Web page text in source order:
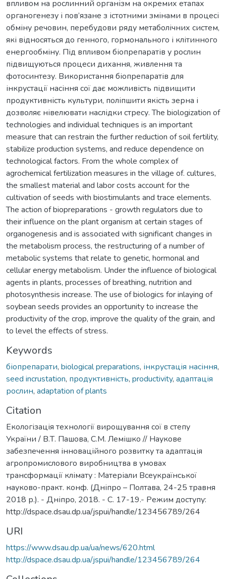
впливом на рослинний організм на окремих етапах
органогенезу і пов’язане з істотними змінами в процесі
обміну речовин, перебудови ряду метаболічних систем,
які відносяться до генного, гормонального і клітинного
енергообміну. Під впливом біопрепаратів у рослин
підвищуються процеси дихання, живлення та
фотосинтезу. Використання біопрепаратів для
інкрустації насіння сої дає можливість підвищити
продуктивність культури, поліпшити якість зерна і
дозволяє нівелювати наслідки стресу. The biologization of
technologies and individual techniques is an important
measure that can restrain the further reduction of soil fertility,
stabilize production systems, and reduce dependence on
technological factors. From the whole complex of
agrochemical fertilization measures in the village of. cultures,
the smallest material and labor costs account for the
cultivation of seeds with biostimulants and trace elements.
The action of biopreparations - growth regulators due to
their influence on the plant organism at certain stages of
organogenesis and is associated with significant changes in
the metabolism process, the restructuring of a number of
metabolic systems that relate to genetic, hormonal and
cellular energy metabolism. Under the influence of biological
agents in plants, processes of breathing, nutrition and
photosynthesis increase. The use of biologics for inlaying of
soybean seeds provides an opportunity to increase the
productivity of the crop, improve the quality of the grain, and
to level the effects of stress.
Keywords
біопрепарати, biological preparations, інкрустація насіння,
seed incrustation, продуктивність, productivity, адаптація
рослин, adaptation of plants
Citation
Екологізація технології вирощування сої в степу
України / В.Т. Пашова, С.М. Лемішко // Наукове
забезпечення інноваційного розвитку та адаптація
агропромислового виробництва в умовах
трансформації клімату : Матеріали Всеукраїнської
науково-практ. конф. (Дніпро – Полтава, 24-25 травня
2018 р.). - Дніпро, 2018. - С. 17-19.- Режим доступу:
http://dspace.dsau.dp.ua/jspui/handle/123456789/264
URI
https://www.dsau.dp.ua/ua/news/620.html
http://dspace.dsau.dp.ua/jspui/handle/123456789/264